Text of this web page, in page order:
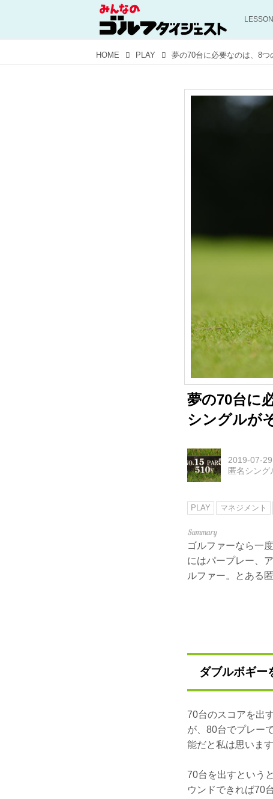
LESSON
HOME PLAY
夢の70台に
シングルが
2019-07-29
匿名シング
PLAY マネジメント
ゴルファーなら一
にはパープレー、
ルファー。とある
ダブルボギー
70台のスコアを出
が、80台でプレー
能だと私は思います
70台を出すという
ウンドできれば70